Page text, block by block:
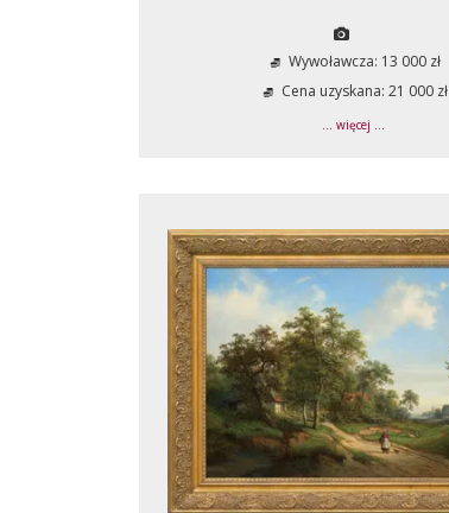
Wywoławcza: 13 000 zł
Cena uzyskana: 21 000 zł
... więcej ...